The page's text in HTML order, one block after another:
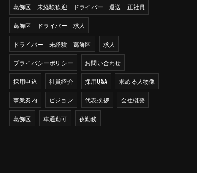
葛飾区 未経験歓迎 ドライバー 運送 正社員
葛飾区 ドライバー 求人
ドライバー 未経験 葛飾区 求人
プライバシーポリシー お問い合わせ
採用申込 社員紹介 採用Q&A 求める人物像
事業案内 ビジョン 代表挨拶 会社概要
葛飾区 車通勤可 夜勤務